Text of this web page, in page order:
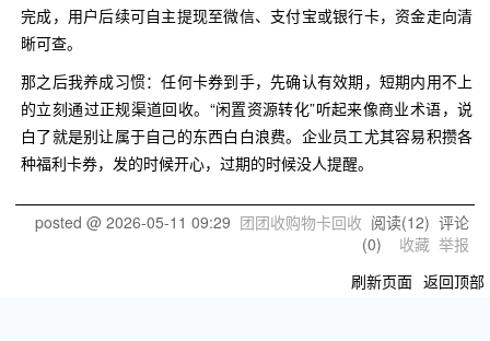
完成，用户后续可自主提现至微信、支付宝或银行卡，资金走向清
晰可查。
那之后我养成习惯：任何卡券到手，先确认有效期，短期内用不上
的立刻通过正规渠道回收。“闲置资源转化”听起来像商业术语，说
白了就是别让属于自己的东西白白浪费。企业员工尤其容易积攒各
种福利卡券，发的时候开心，过期的时候没人提醒。
posted @ 2026-05-11 09:29 团团收购物卡回收 阅读(12) 评论
(0) 收藏 举报
刷新页面 返回顶部